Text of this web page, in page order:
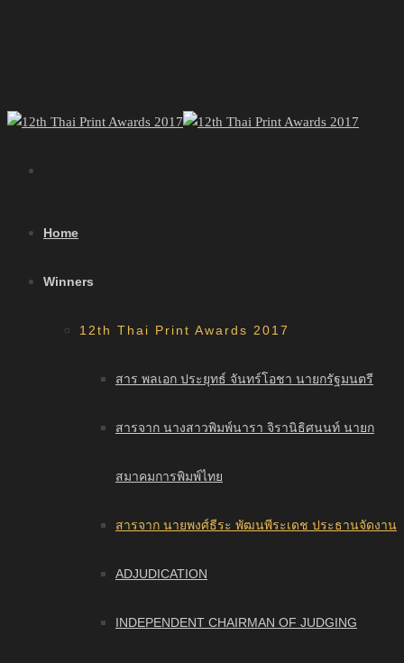
Home
Winners
12th Thai Print Awards 2017
สาร พลเอก ประยุทธ์ จันทร์โอชา นายกรัฐมนตรี
สารจาก นางสาวพิมพ์นารา จิรานิธิศนนท์ นายก
สมาคมการพิมพ์ไทย
สารจาก นายพงศ์ธีระ พัฒนพีระเดช ประธานจัดงาน
ADJUDICATION
INDEPENDENT CHAIRMAN OF JUDGING